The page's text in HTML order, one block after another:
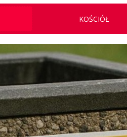
KOŚCIÓŁ